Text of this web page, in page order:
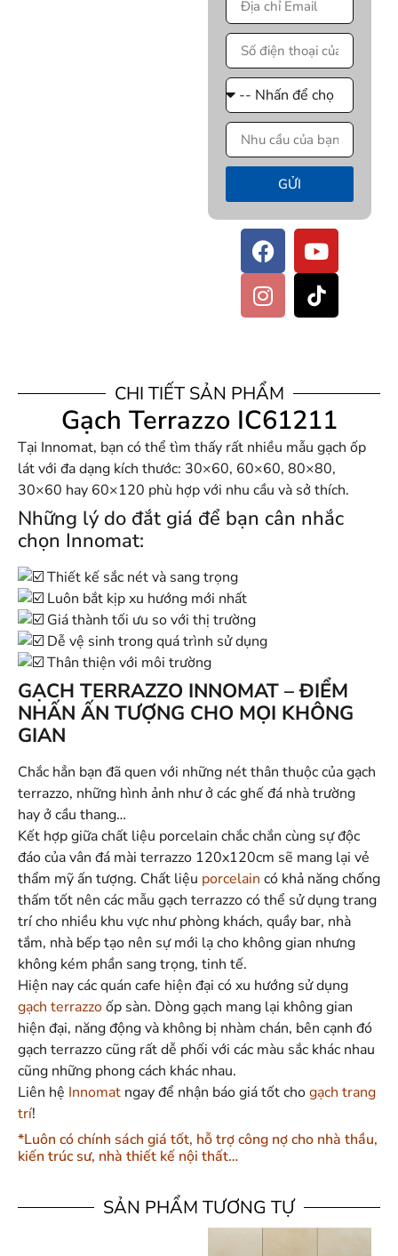
GỬI
CHI TIẾT SẢN PHẨM
Gạch Terrazzo IC61211
Tại Innomat, bạn có thể tìm thấy rất nhiều mẫu gạch ốp
lát với đa dạng kích thước: 30×60, 60×60, 80×80,
30×60 hay 60×120 phù hợp với nhu cầu và sở thích.
Những lý do đắt giá để bạn cân nhắc
chọn Innomat:
Thiết kế sắc nét và sang trọng
Luôn bắt kịp xu hướng mới nhất
Giá thành tối ưu so với thị trường
Dễ vệ sinh trong quá trình sử dụng
Thân thiện với môi trường
GẠCH TERRAZZO INNOMAT – ĐIỂM
NHẤN ẤN TƯỢNG CHO MỌI KHÔNG
GIAN
Chắc hẳn bạn đã quen với những nét thân thuộc của gạch
terrazzo, những hình ảnh như ở các ghế đá nhà trường
hay ở cầu thang…
Kết hợp giữa chất liệu porcelain chắc chắn cùng sự độc
đáo của vân đá mài terrazzo 120x120cm sẽ mang lại vẻ
thẩm mỹ ấn tượng. Chất liệu porcelain có khả năng chống
thấm tốt nên các mẫu gạch terrazzo có thể sử dụng trang
trí cho nhiều khu vực như phòng khách, quầy bar, nhà
tắm, nhà bếp tạo nên sự mới lạ cho không gian nhưng
không kém phần sang trọng, tinh tế.
Hiện nay các quán cafe hiện đại có xu hướng sử dụng
gạch terrazzoốp sàn. Dòng gạch mang lại không gian
hiện đại, năng động và không bị nhàm chán, bên cạnh đó
gạch terrazzo cũng rất dễ phối với các màu sắc khác nhau
cũng những phong cách khác nhau.
Liên hệ Innomat ngay để nhận báo giá tốt chogạch trang
trí!
*Luôn có chính sách giá tốt, hỗ trợ công nợ cho nhà thầu,
kiến trúc sư, nhà thiết kế nội thất…
SẢN PHẨM TƯƠNG TỰ